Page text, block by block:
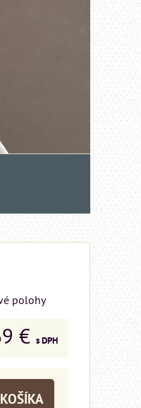
polohy
€ s DPH